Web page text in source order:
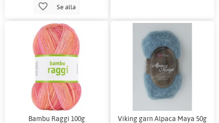
Se alla
Bambu Raggi 100g Viking garn Alpaca Maya 50g